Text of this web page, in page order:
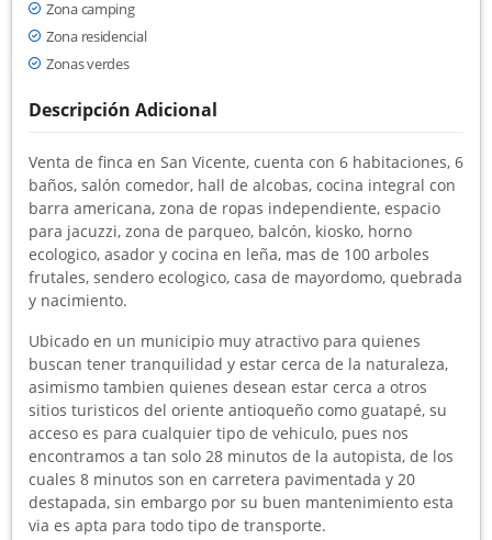
Zona camping
Zona residencial
Zonas verdes
Descripción Adicional
Venta de finca en San Vicente, cuenta con 6 habitaciones, 6
baños, salón comedor, hall de alcobas, cocina integral con
barra americana, zona de ropas independiente, espacio
para jacuzzi, zona de parqueo, balcón, kiosko, horno
ecologico, asador y cocina en leña, mas de 100 arboles
frutales, sendero ecologico, casa de mayordomo, quebrada
y nacimiento.
Ubicado en un municipio muy atractivo para quienes
buscan tener tranquilidad y estar cerca de la naturaleza,
asimismo tambien quienes desean estar cerca a otros
sitios turisticos del oriente antioqueño como guatapé, su
acceso es para cualquier tipo de vehiculo, pues nos
encontramos a tan solo 28 minutos de la autopista, de los
cuales 8 minutos son en carretera pavimentada y 20
destapada, sin embargo por su buen mantenimiento esta
via es apta para todo tipo de transporte.